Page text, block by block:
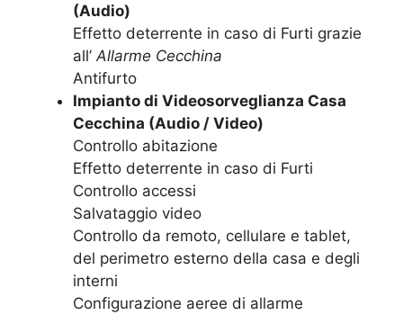
(Audio)
Effetto deterrente in caso di Furti grazie
all’ Allarme Cecchina
Antifurto
Impianto di Videosorveglianza Casa
Cecchina (Audio / Video)
Controllo abitazione
Effetto deterrente in caso di Furti
Controllo accessi
Salvataggio video
Controllo da remoto, cellulare e tablet,
del perimetro esterno della casa e degli
interni
Configurazione aeree di allarme